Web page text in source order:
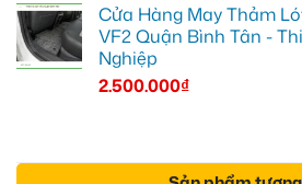
Cửa Hàng May Thảm
VF2 Quận Bình Tân -
Nghiệp
2.500.000₫